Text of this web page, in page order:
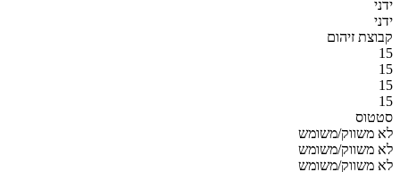
ידני
ידני
קבוצת זיהום
15
15
15
15
סטטוס
לא משווק/משומש
לא משווק/משומש
לא משווק/משומש